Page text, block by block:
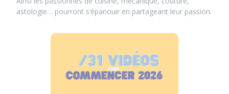
astologie… pourront s’épanouir en partageant leur passion.